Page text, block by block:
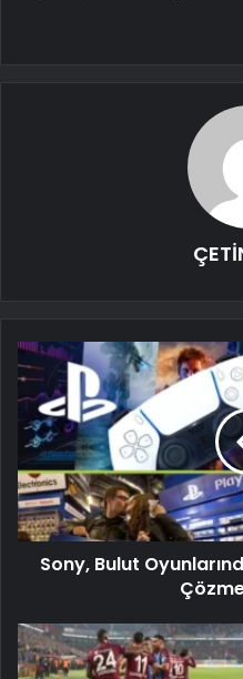
Sony, Bulut